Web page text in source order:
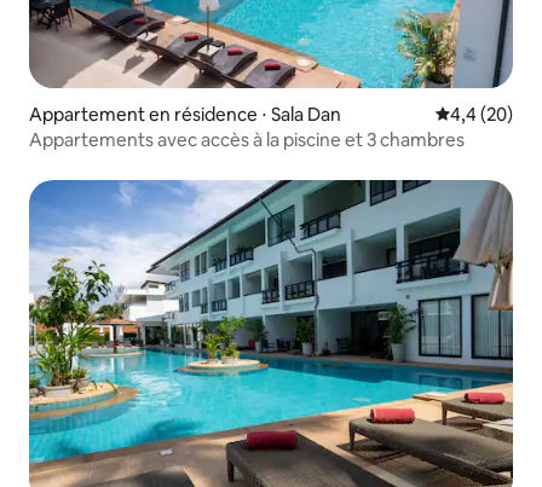
Appartement en résidence ⋅ Sala Dan Évaluation
4,4 (20)
Appartements avec accès à la piscine et 3 chambres